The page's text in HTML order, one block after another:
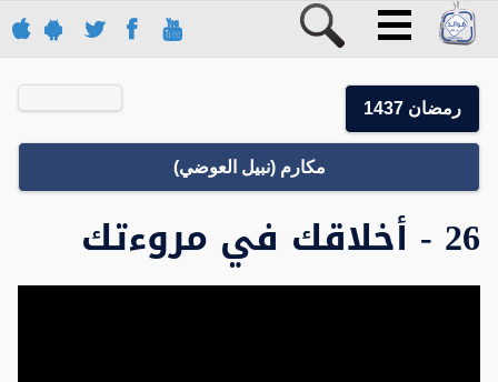
رمضان 1437
مكارم (نبيل العوضي)
26 - أخلاقك في مروءتك